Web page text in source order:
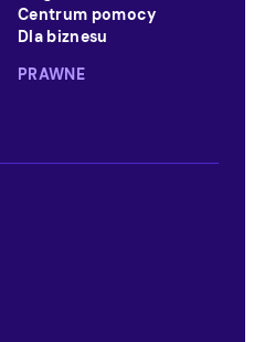
Centrum pomocy
Dla biznesu
PRAWNE